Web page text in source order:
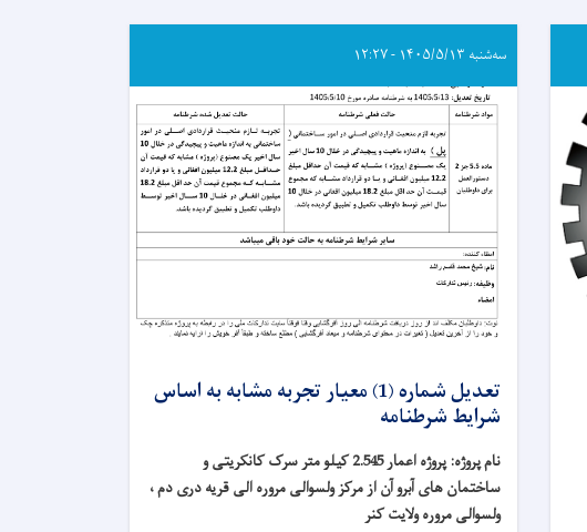
سه‌شنبه ۱۴۰۵/۵/۱۳ - ۱۲:۲۷
تعدیل شماره (1) معیار تجربه مشابه به اساس
شرایط شرطنامه
نام پروژه: پروژه
اعمار 2.545 کیلو متر سرک کانکریتی و
ساختمان های آبرو آن از مرکز ولسوالی مروره الی قریه دری دم ،
ولسوالی مروره ولایت کنر